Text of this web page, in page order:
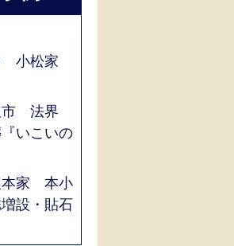
小松家
市 法界
いこいの
家 本小
設・貼石